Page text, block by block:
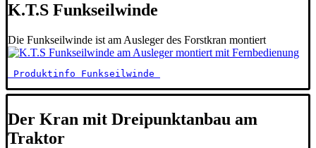
K.T.S Funkseilwinde
Die Funkseilwinde ist am Ausleger des Forstkran montiert
Produktinfo Funkseilwinde
Der Kran mit Dreipunktanbau am
Traktor